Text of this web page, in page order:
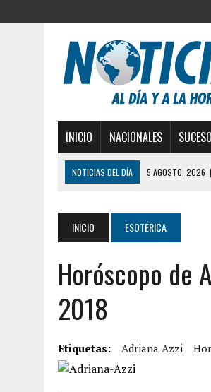
INICIO NACIONALES
NOTICIAS DEL DÍA 3 AGOSTO, 2026 |
YARACUY:
2 AGOSTO, 2026 | AYUDABA A
2 AGOSTO, 2026
COLAPSÓ TECHO
2 AGOSTO, 2026 | FALCÓN: MUJER
6 AGOSTO, 2026
6 AGOSTO, 2026
CONMOCIÓN EN
INICIO ESOTÉRICA
Horóscopo de
2018
Etiquetas: Adriana Azzi